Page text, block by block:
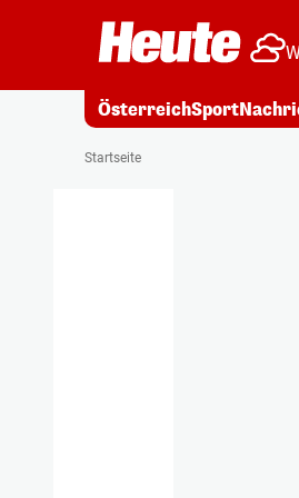
ÖsterreichSport
Startseite